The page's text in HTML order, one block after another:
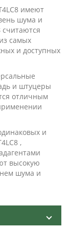
имеют
шума и
считаются
самых
и доступных
и штуцеры
отличным
и
,
высокую
шума и